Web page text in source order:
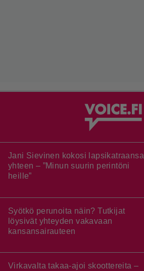
Jani Sievinen kokosi lapsikatraansa
yhteen – ”Minun suurin perintöni
heille”
Syötkö perunoita näin? Tutkijat
löysivät yhteyden vakavaan
kansansairauteen
Virkavalta takaa-ajoi skoottereita –